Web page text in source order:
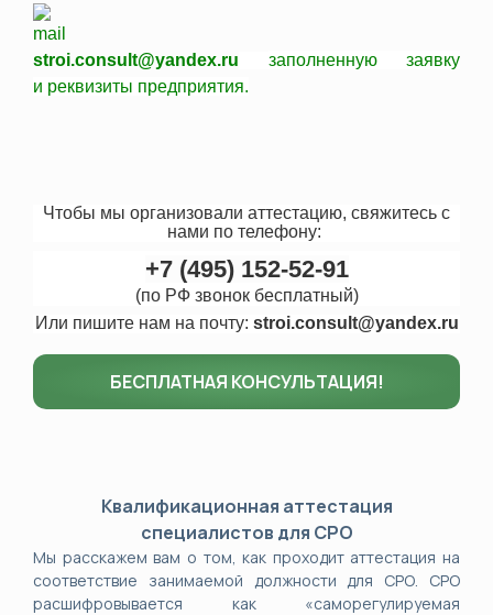
stroi.consult@yandex.ru
заполненную заявку
и реквизиты предприятия.
Чтобы мы организовали аттестацию, свяжитесь с
нами по телефону:
+7 (495) 152-52-91
(по РФ звонок бесплатный)
Или пишите нам на почту: stroi.consult@yandex.ru
БЕСПЛАТНАЯ КОНСУЛЬТАЦИЯ!
Квалификационная аттестация
специалистов для СРО
Мы расскажем вам о том, как проходит аттестация на
соответствие занимаемой должности для СРО. СРО
расшифровывается как «саморегулируемая